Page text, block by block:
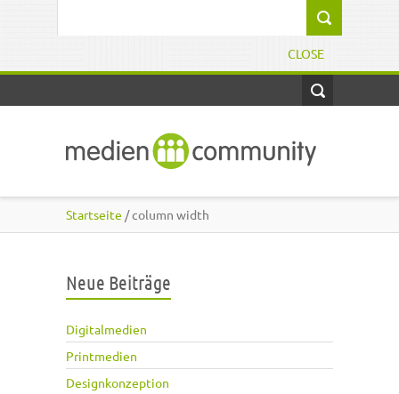
CLOSE
Startseite / column width
Neue Beiträge
Digitalmedien
Printmedien
Designkonzeption